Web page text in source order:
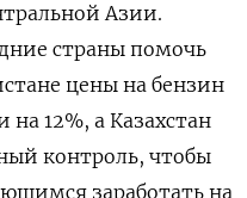
Азии.
страны помочь
цены на бензин
12%, а Казахстан
контроль, чтобы
заработать на